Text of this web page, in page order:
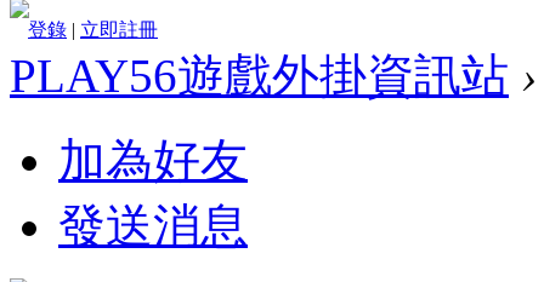
登錄 | 立即註冊
PLAY56遊戲外掛資訊站 ›
加為好友
發送消息